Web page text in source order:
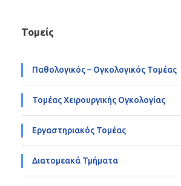
Τομείς
Παθολογικός – Ογκολογικός Τομέας
Τομέας Χειρουργικής Ογκολογίας
Εργαστηριακός Τομέας
Διατομεακά Τμήματα